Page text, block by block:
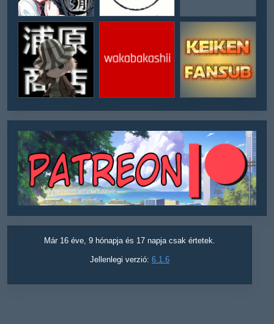
Már 16 éve, 9 hónapja és 17 napja csak értetek.
Jellenlegi verzió: 6.1.6